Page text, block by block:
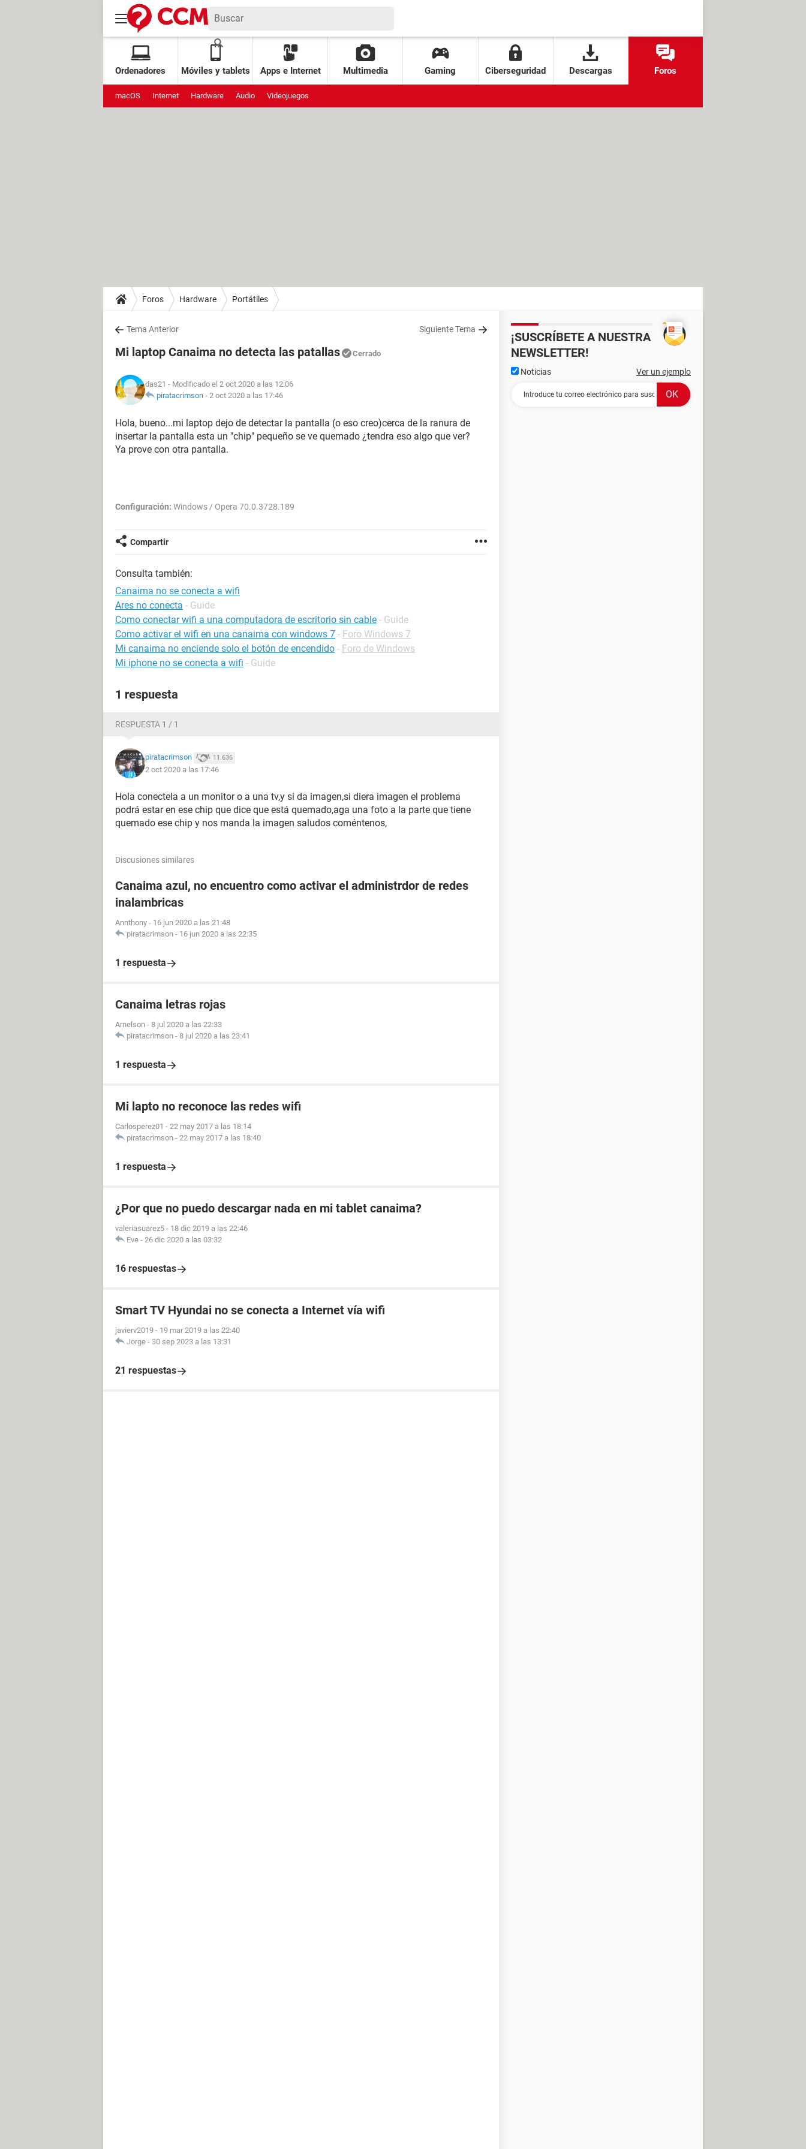
Ordenadores Móviles y tablets Apps e Internet Multimedia Gaming Ciberseguridad Descargas Foros
macOS Internet Hardware Audio Videojuegos
Foros Hardware Portátiles
Tema Anterior Siguiente Tema
Mi laptop Canaima no detecta las patallas Cerrado
das21 - Modificado el 2 oct 2020 a las 12:06
piratacrimson - 2 oct 2020 a las 17:46
Hola, bueno...mi laptop dejo de detectar la pantalla (o eso creo)cerca de la ranura de
insertar la pantalla esta un "chip" pequeño se ve quemado ¿tendra eso algo que ver?
Ya prove con otra pantalla.
Configuración: Windows / Opera 70.0.3728.189
Compartir
Consulta también:
Canaima no se conecta a wifi
Ares no conecta - Guide
Como conectar wifi a una computadora de escritorio sin cable - Guide
Como activar el wifi en una canaima con windows 7 - Foro Windows 7
Mi canaima no enciende solo el botón de encendido - Foro de Windows
Mi iphone no se conecta a wifi - Guide
1 respuesta
RESPUESTA 1 / 1
piratacrimson 11.636
2 oct 2020 a las 17:46
Hola conectela a un monitor o a una tv,y si da imagen,si diera imagen el problema
podrá estar en ese chip que dice que está quemado,aga una foto a la parte que tiene
quemado ese chip y nos manda la imagen saludos coméntenos,
Discusiones similares
Canaima azul, no encuentro como activar el administrdor de redes
inalambricas
Annthony - 16 jun 2020 a las 21:48
piratacrimson - 16 jun 2020 a las 22:35
1 respuesta
Canaima letras rojas
Arnelson - 8 jul 2020 a las 22:33
piratacrimson - 8 jul 2020 a las 23:41
1 respuesta
Mi lapto no reconoce las redes wifi
Carlosperez01 - 22 may 2017 a las 18:14
piratacrimson - 22 may 2017 a las 18:40
1 respuesta
¿Por que no puedo descargar nada en mi tablet canaima?
valeriasuarez5 - 18 dic 2019 a las 22:46
Eve - 26 dic 2020 a las 03:32
16 respuestas
Smart TV Hyundai no se conecta a Internet vía wifi
javierv2019 - 19 mar 2019 a las 22:40
Jorge - 30 sep 2023 a las 13:31
21 respuestas
¡SUSCRÍBETE A NUESTRA
NEWSLETTER!
Noticias Ver un ejemplo